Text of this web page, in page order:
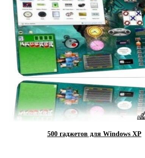
500 гаджетов для Windows XP